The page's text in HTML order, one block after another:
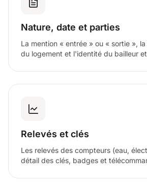
Nature, date et parties
La mention « entrée » ou « sortie »,
du logement et l'identité du bailleur
Relevés et clés
Les relevés des compteurs (eau,
détail des clés, badges et